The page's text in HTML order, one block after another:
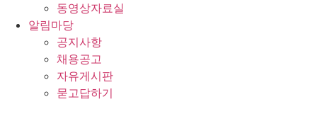
동영상자료실
알림마당
공지사항
채용공고
자유게시판
묻고답하기